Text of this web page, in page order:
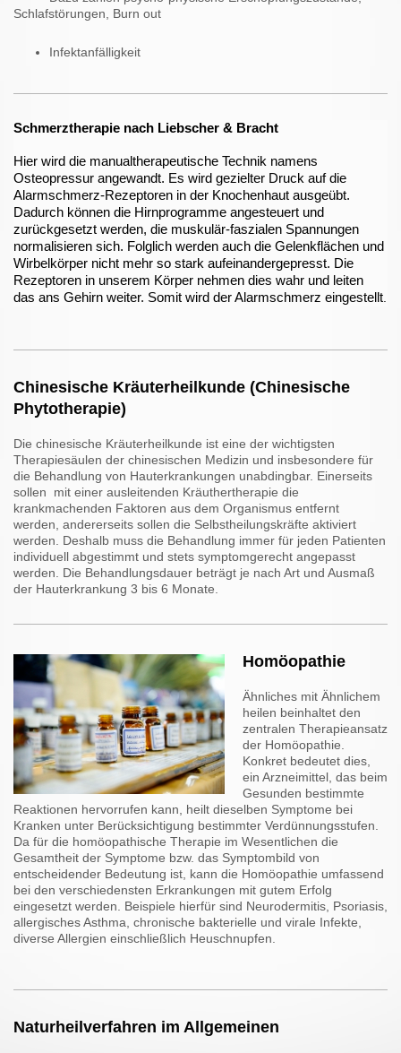
Schlafstörungen, Burn out
Infektanfälligkeit
Schmerztherapie nach Liebscher & Bracht
Hier wird die manualtherapeutische Technik namens
Osteopressur angewandt. Es wird gezielter Druck auf die
Alarmschmerz-Rezeptoren in der Knochenhaut ausgeübt.
Dadurch können die Hirnprogramme angesteuert und
zurückgesetzt werden, die muskulär-faszialen Spannungen
normalisieren sich. Folglich werden auch die Gelenkflächen und
Wirbelkörper nicht mehr so stark aufeinandergepresst. Die
Rezeptoren in unserem Körper nehmen dies wahr und leiten
das ans Gehirn weiter. Somit wird der Alarmschmerz eingestellt
Chinesische Kräuterheilkunde (Chinesische
Phytotherapie)
Die chinesische Kräuterheilkunde ist eine der wichtigsten
Therapiesäulen der chinesischen Medizin und insbesondere für
die Behandlung von Hauterkrankungen unabdingbar. Einerseits
sollen mit einer ausleitenden Kräuthertherapie die
krankmachenden Faktoren aus dem Organismus entfernt
werden, andererseits sollen die Selbstheilungskräfte aktiviert
werden. Deshalb muss die Behandlung immer für jeden Patienten
individuell abgestimmt und stets symptomgerecht angepasst
werden. Die Behandlungsdauer beträgt je nach Art und Ausmaß
der Hauterkrankung 3 bis 6 Monate.
Homöopathie
Ähnliches mit Ähnlichem
heilen beinhaltet den
zentralen Therapieansatz
der Homöopathie.
Konkret bedeutet dies,
ein Arzneimittel, das beim
Gesunden bestimmte
Reaktionen hervorrufen kann, heilt dieselben Symptome bei
Kranken unter Berücksichtigung bestimmter Verdünnungsstufen.
Da für die homöopathische Therapie im Wesentlichen die
Gesamtheit der Symptome bzw. das Symptombild von
entscheidender Bedeutung ist, kann die Homöopathie umfassend
bei den verschiedensten Erkrankungen mit gutem Erfolg
eingesetzt werden. Beispiele hierfür sind Neurodermitis, Psoriasis,
allergisches Asthma, chronische bakterielle und virale Infekte,
diverse Allergien einschließlich Heuschnupfen.
Naturheilverfahren im Allgemeinen